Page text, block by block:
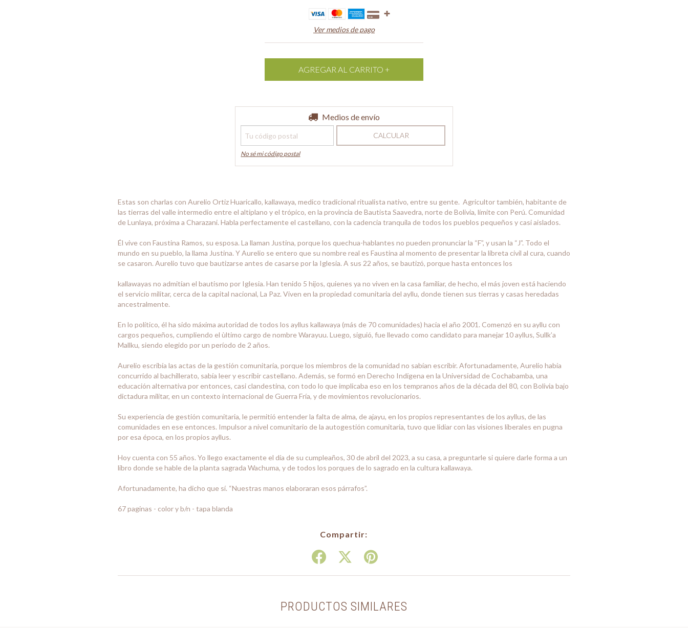
Ver medios de pago
Medios de envío
CALCULAR
No sé mi código postal
Estas son charlas con Aurelio Ortiz Huaricallo, kallawaya, medico tradicional ritualista nativo, entre su gente. Agricultor también, habitante de
las tierras del valle intermedio entre el altiplano y el trópico, en la provincia de Bautista Saavedra, norte de Bolivia, límite con Perú. Comunidad
de Lunlaya, próxima a Charazani. Habla perfectamente el castellano, con la cadencia tranquila de todos los pueblos pequeños y casi aislados.
Él vive con Faustina Ramos, su esposa. La llaman Justina, porque los quechua-hablantes no pueden pronunciar la “F”, y usan la “J”. Todo el
mundo en su pueblo, la llama Justina. Y Aurelio se entero que su nombre real es Faustina al momento de presentar la libreta civil al cura, cuando
se casaron. Aurelio tuvo que bautizarse antes de casarse por la Iglesia. A sus 22 años, se bautizó, porque hasta entonces los
kallawayas no admitían el bautismo por Iglesia. Han tenido 5 hijos, quienes ya no viven en la casa familiar, de hecho, el más joven está haciendo
el servicio militar, cerca de la capital nacional, La Paz. Viven en la propiedad comunitaria del ayllu, donde tienen sus tierras y casas heredadas
ancestralmente.
En lo político, él ha sido máxima autoridad de todos los ayllus kallawaya (más de 70 comunidades) hacia el año 2001. Comenzó en su ayllu con
cargos pequeños, cumpliendo el ùltimo cargo de nombre Warayuu. Luego, siguió, fue llevado como candidato para manejar 10 ayllus, Sullk’a
Mallku, siendo elegido por un período de 2 años.
Aurelio escribía las actas de la gestión comunitaria, porque los miembros de la comunidad no sabían escribir. Afortunadamente, Aurelio había
concurrido al bachillerato, sabía leer y escribir castellano. Además, se formó en Derecho Indígena en la Universidad de Cochabamba, una
educación alternativa por entonces, casi clandestina, con todo lo que implicaba eso en los tempranos años de la década del 80, con Bolivia bajo
dictadura militar, en un contexto internacional de Guerra Fría, y de movimientos revolucionarios.
Su experiencia de gestión comunitaria, le permitió entender la falta de alma, de ajayu, en los propios representantes de los ayllus, de las
comunidades en ese entonces. Impulsor a nivel comunitario de la autogestión comunitaria, tuvo que lidiar con las visiones liberales en pugna
por esa época, en los propios ayllus.
Hoy cuenta con 55 años. Yo llego exactamente el día de su cumpleaños, 30 de abril del 2023, a su casa, a preguntarle si quiere darle forma a un
libro donde se hable de la planta sagrada Wachuma, y de todos los porques de lo sagrado en la cultura kallawaya.
Afortunadamente, ha dicho que sí. “Nuestras manos elaboraran esos párrafos”.
67 paginas - color y b/n - tapa blanda
Compartir:
PRODUCTOS SIMILARES